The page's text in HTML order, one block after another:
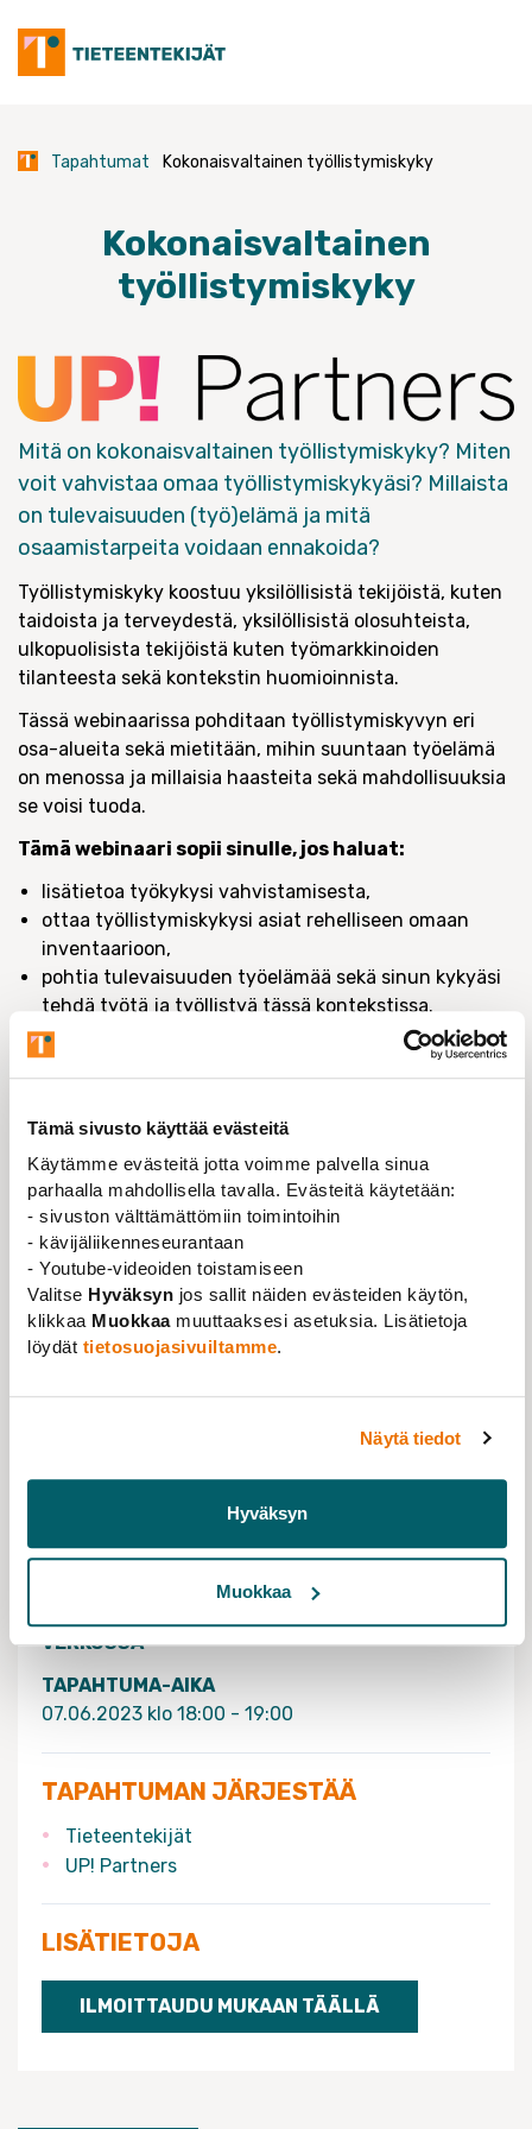
Tämä sivusto käyttää evästeitä
Käytämme evästeitä jotta voimme palvella sinua
parhaalla mahdollisella tavalla. Evästeitä käytetään:
- sivuston välttämättömiin toimintoihin
- kävijäliikenneseurantaan
- Youtube-videoiden toistamiseen
Valitse Hyväksyn jos sallit näiden evästeiden käytön,
klikkaa Muokkaamuuttaaksesi asetuksia. Lisätietoja
löydät tietosuojasivuiltamme.
Näytä tiedot
Hyväksyn
Muokkaa
content
Tapahtumat Kokonaisvaltainen työllistymiskyky
Kokonaisvaltainen
työllistymiskyky
Mitä on kokonaisvaltainen työllistymiskyky? Miten
voit vahvistaa omaa työllistymiskykyäsi? Millaista
on tulevaisuuden (työ)elämä ja mitä
osaamistarpeita voidaan ennakoida?
Työllistymiskyky koostuu yksilöllisistä tekijöistä, kuten
taidoista ja terveydestä, yksilöllisistä olosuhteista,
ulkopuolisista tekijöistä kuten työmarkkinoiden
tilanteesta sekä kontekstin huomioinnista.
Tässä webinaarissa pohditaan työllistymiskyvyn eri
osa-alueita sekä mietitään, mihin suuntaan työelämä
on menossa ja millaisia haasteita sekä mahdollisuuksia
se voisi tuoda.
Tämä webinaari sopii sinulle, jos haluat:
lisätietoa työkykysi vahvistamisesta,
ottaa työllistymiskykysi asiat rehelliseen omaan
inventaarioon,
pohtia tulevaisuuden työelämää sekä sinun kykyäsi
tehdä työtä ja työllistyä tässä kontekstissa.
Webinaari kuuluu Hyvinvoiva sinä -sarjaan, jossa
käydään läpi kattavasti niin fyysisen kuin psyykkisen
elämänalueilla ja vaikuttaa arkeen jokaisena päivänä.
Palautuminen ja jaksaminen ovat peruspilareita, joista
huolehtiminen kuuluu jokaiseen päivään.
Kouluttaja: Kirsi Pajamäki
Kirsin ydinosaamista ja vahvuuksia ovat mm.
urasuunnittelu, työllistymiskyky sekä osaamisen
tunnistaminen ja kehittäminen. Hänellä on vahva
nykyinen työkenttänsä on urasuunnittelun, työnhaun
sekä näihin liittyvien toimintojen kehittämisessä. Kirsin
alalta.
TAPAHTUMAN TIEDOT
VERKOSSA
TAPAHTUMA-AIKA
07.06.2023 klo 18:00 - 19:00
TAPAHTUMAN JÄRJESTÄÄ
Tieteentekijät
UP! Partners
LISÄTIETOJA
ILMOITTAUDU MUKAAN TÄÄLLÄ